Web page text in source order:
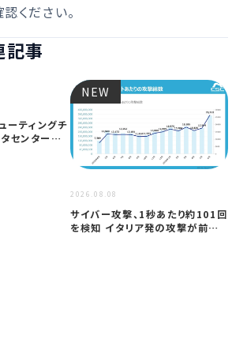
ください。
記事
ーティングチ
センター需
NEW
2026.08.08
サイバー攻撃、1秒あたり約101回
を検知 イタリア発の攻撃が前年